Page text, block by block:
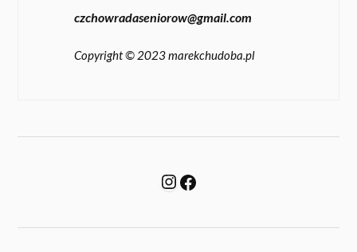
czchowradaseniorow@gmail.com
Copyright © 2023 marekchudoba.pl